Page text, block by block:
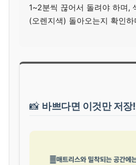
1~2분씩 끊어서 돌려야 하며,
(오렌지색) 돌아오는지 확인
📸 바쁘다면 이것만 저장